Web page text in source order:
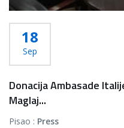
18
Sep
Donacija Ambasade
Maglaj...
Pisao : Press